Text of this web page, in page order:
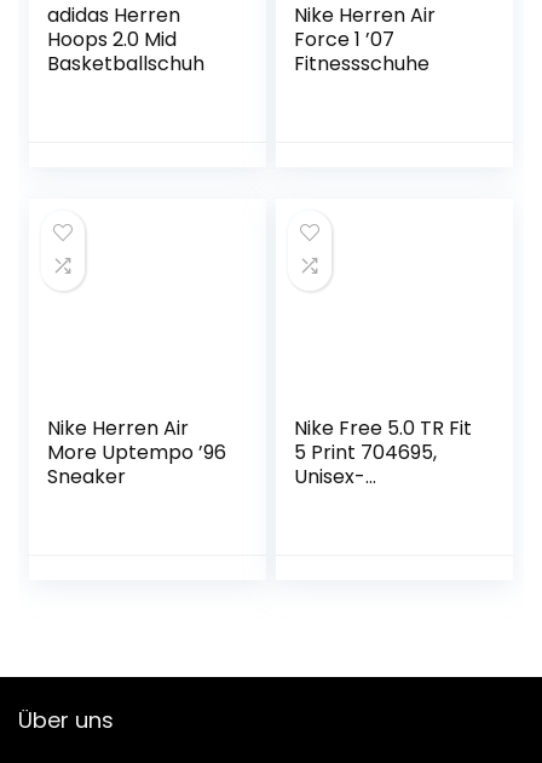
adidas Herren
Hoops 2.0 Mid
Basketballschuh
Nike Herren Air
Force 1 ’07
Fitnessschuhe
Nike Herren Air
More Uptempo ’96
Sneaker
Nike Free 5.0 TR Fit
5 Print 704695,
Unisex-
Über uns